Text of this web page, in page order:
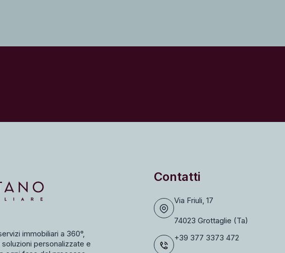
immobiliari a 360°,
personalizzate e
Contatti
Via Friuli, 17
74023 Grottaglie (Ta)
+39 377 3373 472